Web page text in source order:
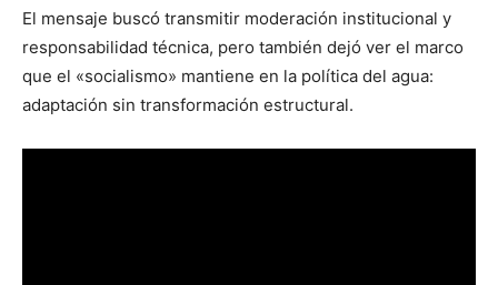
El mensaje buscó transmitir moderación institucional y
responsabilidad técnica, pero también dejó ver el marco
que el «socialismo» mantiene en la política del agua:
adaptación sin transformación estructural.